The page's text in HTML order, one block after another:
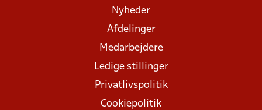
Nyheder
Afdelinger
Medarbejdere
Ledige stillinger
Privatlivspolitik
Cookiepolitik